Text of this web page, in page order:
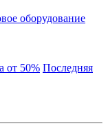
оборудование
от 50% Последняя